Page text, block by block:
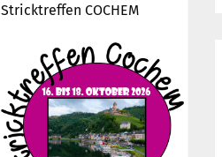
Stricktreffen COCHEM